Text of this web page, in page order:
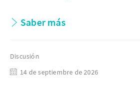
Saber más
Discusión
14 de septiembre de 2026